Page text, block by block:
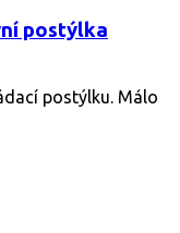
postýlka
postýlku. Málo